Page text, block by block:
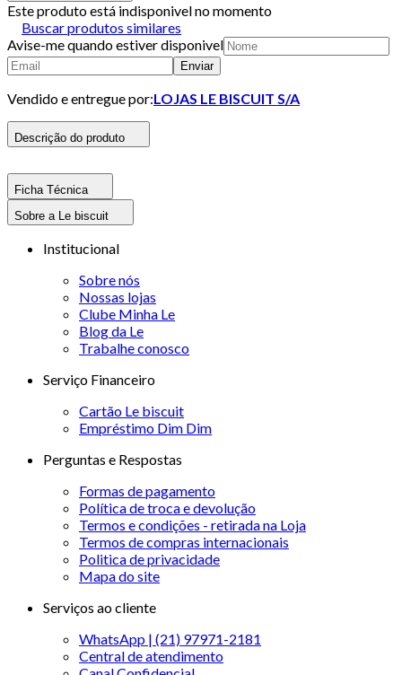
Este produto está indisponivel no momento
Buscar produtos similares
Avise-me quando estiver disponivel
Enviar
Vendido e entregue por:LOJAS LE BISCUIT S/A
Descrição do produto
Ficha Técnica
Sobre a Le biscuit
Institucional
Sobre nós
Nossas lojas
Clube Minha Le
Blog da Le
Trabalhe conosco
Serviço Financeiro
Cartão Le biscuit
Empréstimo Dim Dim
Perguntas e Respostas
Formas de pagamento
Política de troca e devolução
Termos e condições - retirada na Loja
Termos de compras internacionais
Politica de privacidade
Mapa do site
Serviços ao cliente
WhatsApp | (21) 97971-2181
Central de atendimento